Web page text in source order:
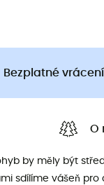
Bezplatné
O
by měly být
sdílíme vášeň